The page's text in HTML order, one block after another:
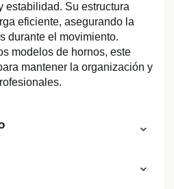
estabilidad. Su estructura
eficiente, asegurando la
durante el movimiento.
modelos de hornos, este
mantener la organización y